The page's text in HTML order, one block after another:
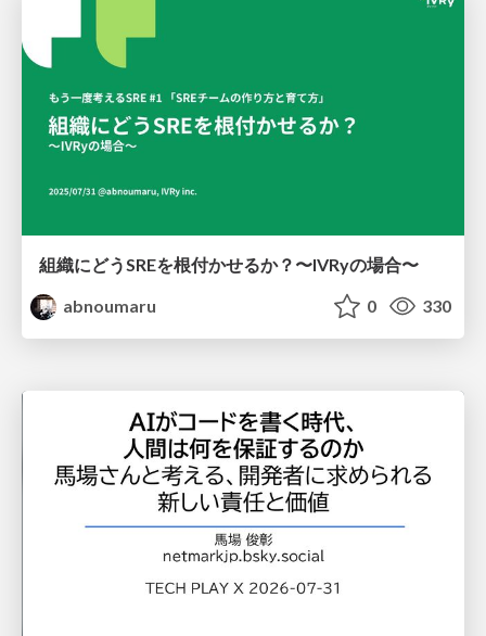
組織にどうSREを根付かせるか？〜IVRyの場合〜
abnoumaru
0 330